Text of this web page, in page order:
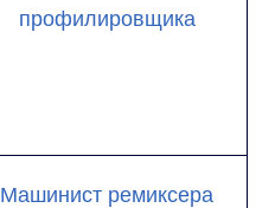
профилировщика
Машинист ремиксера